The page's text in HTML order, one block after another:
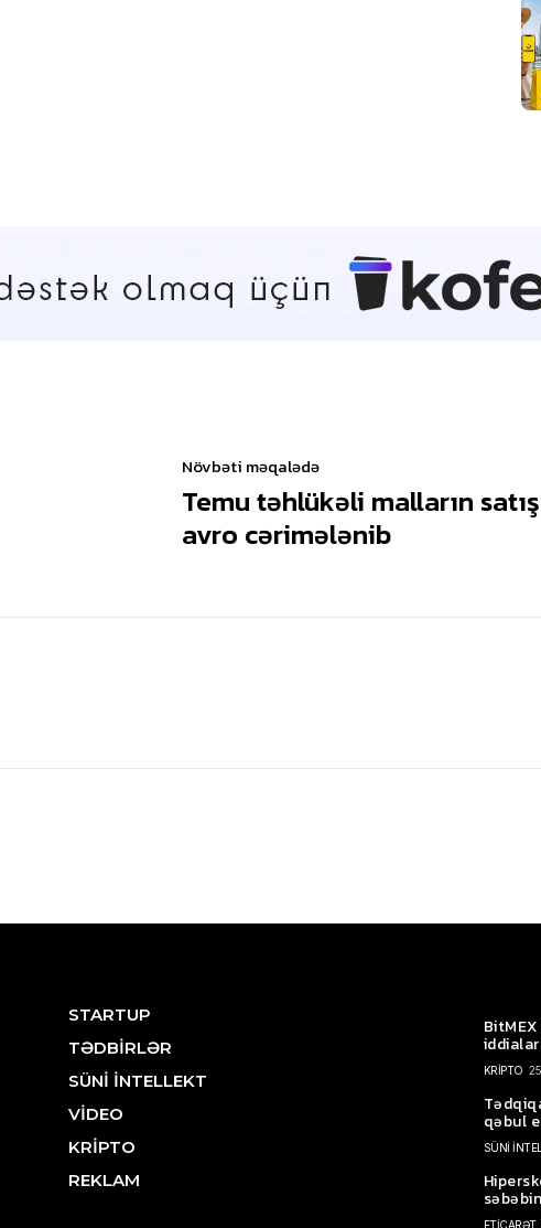
Növbəti məqalədə
Temu təhlükəli malların
avro cərimələnib
STARTUP
TƏDBİRLƏR
SÜNİ İNTELLEKT
VİDEO
KRİPTO
REKLAM
KRİPTO
qəbul
SÜNİ
ETİCARƏT